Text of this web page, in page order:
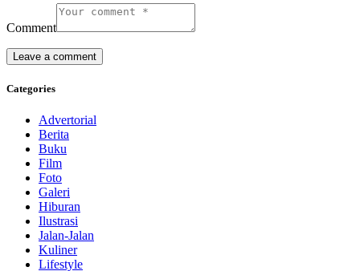
Comment
Categories
Advertorial
Berita
Buku
Film
Foto
Galeri
Hiburan
Ilustrasi
Jalan-Jalan
Kuliner
Lifestyle